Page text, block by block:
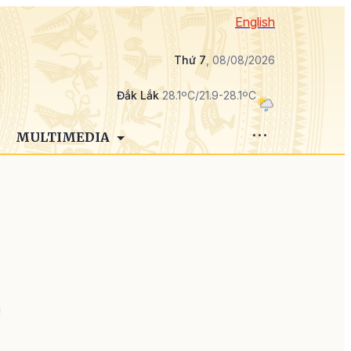
English
Thứ 7, 08/08/2026
Đắk Lắk28.1ºC/21.9-28.1ºC
MULTIMEDIA